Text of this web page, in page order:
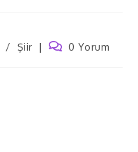
/ Şiir 0 Yorum